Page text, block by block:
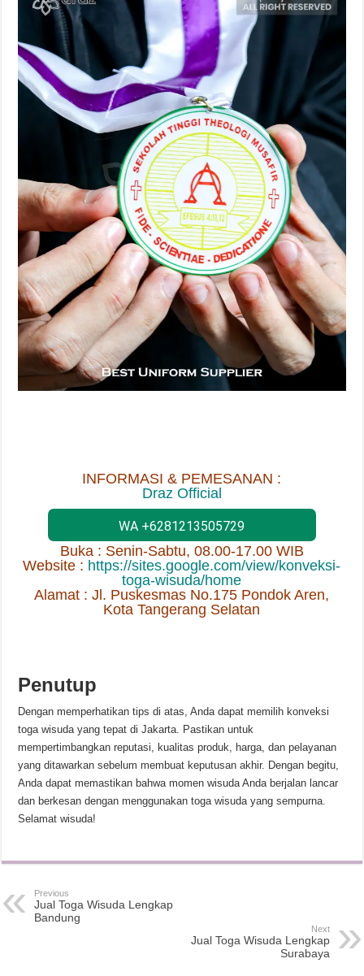
INFORMASI & PEMESANAN :
Draz Official
WA +6281213505729
Buka : Senin-Sabtu, 08.00-17.00 WIB
Website : https://sites.google.com/view/konveksi-
toga-wisuda/home
Alamat : Jl. Puskesmas No.175 Pondok Aren,
Kota Tangerang Selatan
Penutup
Dengan memperhatikan tips di atas, Anda dapat memilih konveksi
toga wisuda yang tepat di Jakarta. Pastikan untuk
mempertimbangkan reputasi, kualitas produk, harga, dan pelayanan
yang ditawarkan sebelum membuat keputusan akhir. Dengan begitu,
Anda dapat memastikan bahwa momen wisuda Anda berjalan lancar
dan berkesan dengan menggunakan toga wisuda yang sempurna.
Selamat wisuda!
Previous
Jual Toga Wisuda Lengkap
Bandung
Next
Jual Toga Wisuda Lengkap
Surabaya